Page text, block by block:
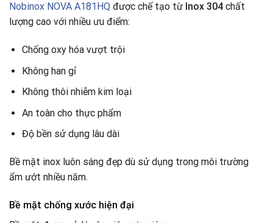
Nobinox NOVA A181HQ được chế tạo từ Inox 304 chất
lượng cao với nhiều ưu điểm:
Chống oxy hóa vượt trội
Không han gỉ
Không thôi nhiễm kim loại
An toàn cho thực phẩm
Độ bền sử dụng lâu dài
Bề mặt inox luôn sáng đẹp dù sử dụng trong môi trường
ẩm ướt nhiều năm.
Bề mặt chống xước hiện đại